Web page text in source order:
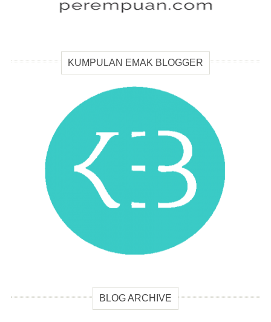
KUMPULAN EMAK BLOGGER
BLOG ARCHIVE